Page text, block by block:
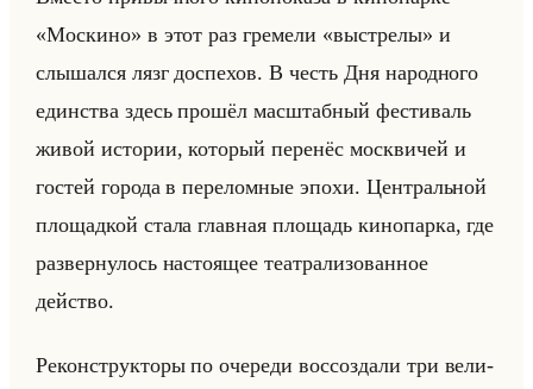
«Москино» в этот раз гре­ме­ли «выстрелы» и
слы­шал­ся лязг до­спе­хов. В честь Дня на­род­но­го
един­ства здесь про­шёл мас­штаб­ный фе­сти­валь
живой ис­то­рии, ко­то­рый пе­ре­нёс моск­ви­чей и
го­стей го­ро­да в пе­ре­лом­ные эпохи. Цен­тральной
пло­щад­кой стала глав­ная пло­щадь ки­но­пар­ка, где
раз­вер­ну­лось на­сто­ящее те­ат­ра­ли­зо­ван­ное
действо.
Ре­кон­струк­то­ры по оче­ре­ди вос­со­зда­ли три ве­ли­